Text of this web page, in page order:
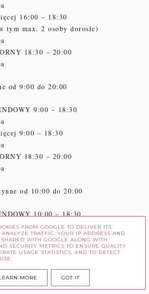
16:00 – 18:30
tym max. 2 osoby dorosłe)
18:30 – 20:00
od 9:00 do 20:00
9:00 – 18:30
9:00 – 18:30
18:30 – 20:00
od 10:00 do 20:00
10:00 – 18:30
10:00 – 18:30
18:30 – 20:00
wzrostu wchodzą gratis.
FROM GOOGLE TO DELIVER ITS
ANALYZE TRAFFIC. YOUR IP ADDRESS AND
WITH GOOGLE ALONG WITH
SECURITY METRICS TO ENSURE QUALITY
USAGE STATISTICS, AND TO DETECT
MORE GOT IT